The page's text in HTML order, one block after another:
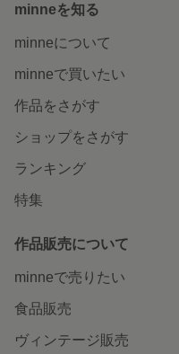
minneを知る
minneについて
minneで買いたい
作品をさがす
ショップをさがす
ランキング
特集
作品販売について
minneで売りたい
食品販売
ヴィンテージ販売